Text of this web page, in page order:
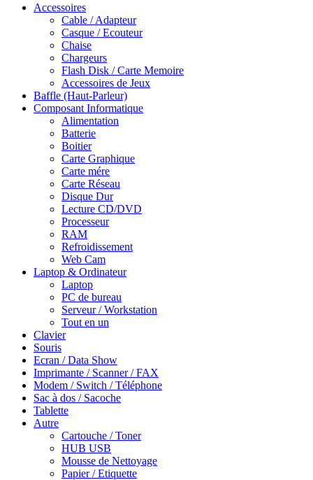
Accessoires
Cable / Adapteur
Casque / Ecouteur
Chaise
Chargeurs
Flash Disk / Carte Memoire
Accessoires de Jeux
Baffle (Haut-Parleur)
Composant Informatique
Alimentation
Batterie
Boitier
Carte Graphique
Carte mére
Carte Réseau
Disque Dur
Lecture CD/DVD
Processeur
RAM
Refroidissement
Web Cam
Laptop & Ordinateur
Laptop
PC de bureau
Serveur / Workstation
Tout en un
Clavier
Souris
Ecran / Data Show
Imprimante / Scanner / FAX
Modem / Switch / Téléphone
Sac à dos / Sacoche
Tablette
Autre
Cartouche / Toner
HUB USB
Mousse de Nettoyage
Papier / Etiquette